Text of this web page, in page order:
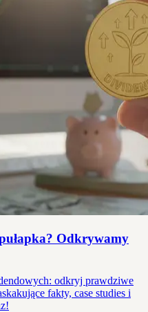
Odkrywamy
odkryj prawdziwe
fakty, case studies i